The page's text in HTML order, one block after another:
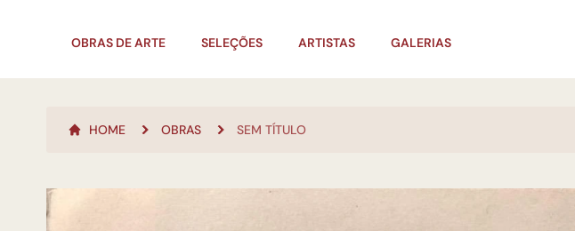
OBRAS DE ARTE SELEÇÕES ARTISTAS GALERIAS
HOME OBRAS SEM TÍTULO